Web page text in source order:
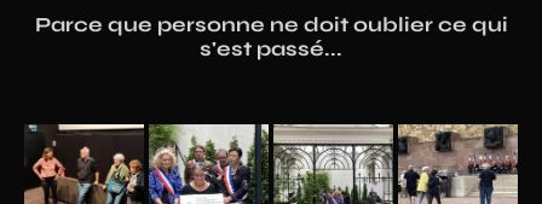
Parce que personne ne doit oublier ce qui
s'est passé...